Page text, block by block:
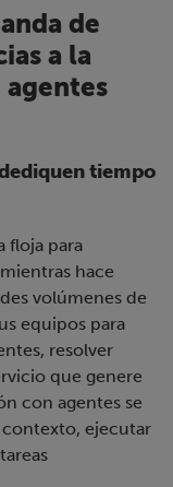
de
a la
tiempo
floja para
hace
volúmenes de
equipos para
resolver
que genere
con agentes se
ejecutar